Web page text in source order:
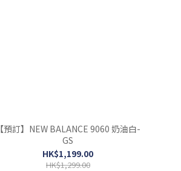
【預訂】NEW BALANCE 9060 奶油白-
GS
HK$1,199.00
HK$1,299.00